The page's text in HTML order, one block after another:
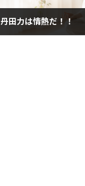
丹田力は情熱だ！！